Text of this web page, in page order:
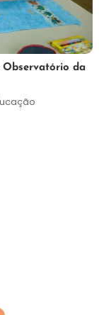
Observatório da